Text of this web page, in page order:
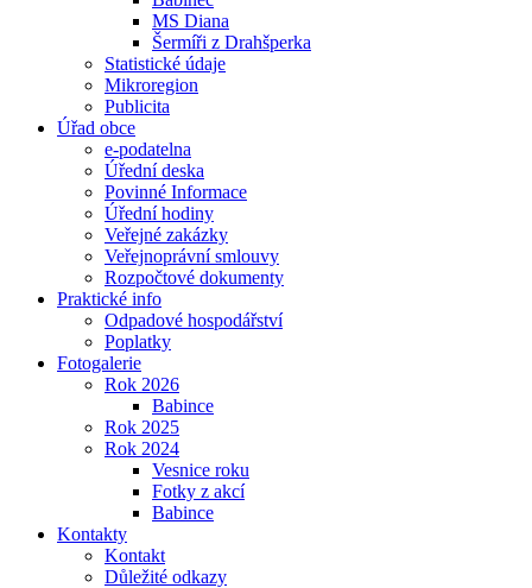
MS Diana
Šermíři z Drahšperka
Statistické údaje
Mikroregion
Publicita
Úřad obce
e-podatelna
Úřední deska
Povinné Informace
Úřední hodiny
Veřejné zakázky
Veřejnoprávní smlouvy
Rozpočtové dokumenty
Praktické info
Odpadové hospodářství
Poplatky
Fotogalerie
Rok 2026
Babince
Rok 2025
Rok 2024
Vesnice roku
Fotky z akcí
Babince
Kontakty
Kontakt
Důležité odkazy